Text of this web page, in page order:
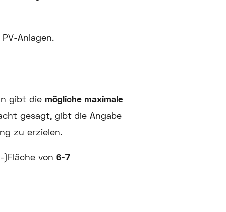
Anlagen.
gibt die mögliche maximale
gesagt, gibt die Angabe
zu erzielen.
)Fläche von 6-7